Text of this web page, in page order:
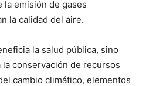
emisión de gases
la calidad del aire.
la salud pública, sino
conservación de recursos
cambio climático, elementos